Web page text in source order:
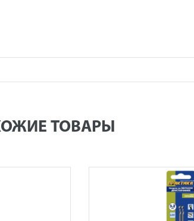
ТОВАРЫ